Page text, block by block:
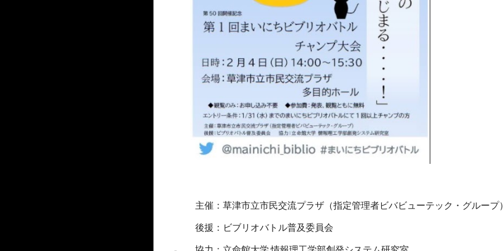
主催：草津市立市民交流プラザ（指定管理者ビバビューテック・グループ）
後援：ビブリオバトル普及委員会